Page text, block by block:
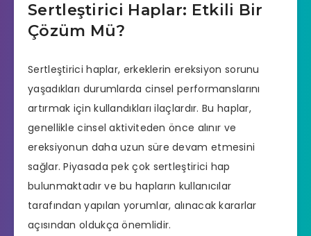
Sertleştirici Haplar: Etkili Bir
Çözüm Mü?
Sertleştirici haplar, erkeklerin ereksiyon sorunu
yaşadıkları durumlarda cinsel performanslarını
artırmak için kullandıkları ilaçlardır. Bu haplar,
genellikle cinsel aktiviteden önce alınır ve
ereksiyonun daha uzun süre devam etmesini
sağlar. Piyasada pek çok sertleştirici hap
bulunmaktadır ve bu hapların kullanıcılar
tarafından yapılan yorumlar, alınacak kararlar
açısından oldukça önemlidir.